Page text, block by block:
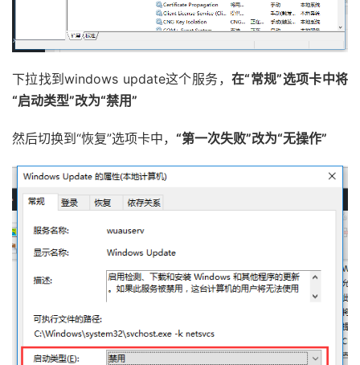
下拉找到windows update这个服务， 在“常规”选项卡中将
“启动类型”改为“禁用”
然后切换到“恢复”选项卡中， “第一次失败”改为“无操作”